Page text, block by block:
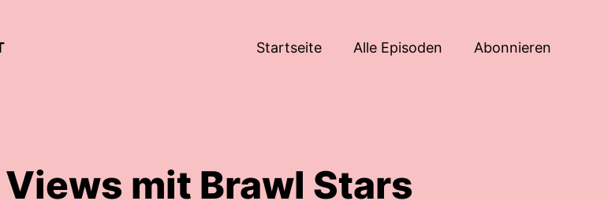
Startseite Alle Episoden Abonnieren
mit Brawl Stars